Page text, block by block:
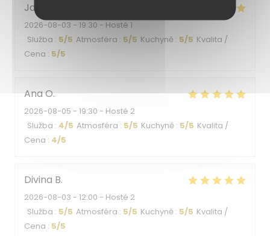
Jacqueline
2026-08-03 - 19:30 - Hosté 1
Služba : 5/5 Atmosféra : 5/5 Kuchyně : 5/5 Kvalita /
Cena : 5/5
AnaO
2026-08-05 - 19:30 - Hosté 2
Služba : 4/5 Atmosféra : 5/5 Kuchyně : 5/5 Kvalita /
Cena : 4/5
Divina B
2026-08-03 - 12:00 - Hosté 2
Služba : 5/5 Atmosféra : 5/5 Kuchyně : 5/5 Kvalita /
Cena : 5/5